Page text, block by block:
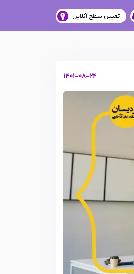
تعیین سطح آنلاین
1401-08-24